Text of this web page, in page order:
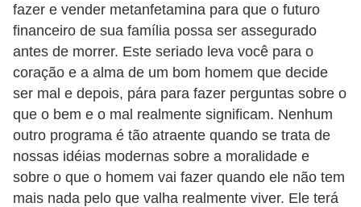
fazer e vender metanfetamina para que o futuro
financeiro de sua família possa ser assegurado
antes de morrer. Este seriado leva você para o
coração e a alma de um bom homem que decide
ser mal e depois, pára para fazer perguntas sobre o
que o bem e o mal realmente significam. Nenhum
outro programa é tão atraente quando se trata de
nossas idéias modernas sobre a moralidade e
sobre o que o homem vai fazer quando ele não tem
mais nada pelo que valha realmente viver. Ele terá
i
o
s
S
a
ú
d
e